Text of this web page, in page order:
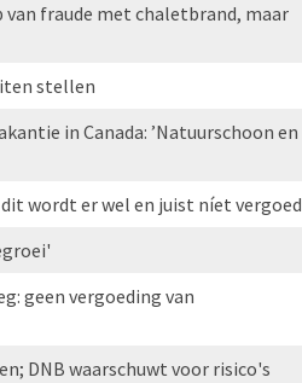
fraude met chaletbrand, maar
stellen
in Canada: ’Natuurschoon en
wordt er wel en juist níet vergoed
geen vergoeding van
DNB waarschuwt voor risico's